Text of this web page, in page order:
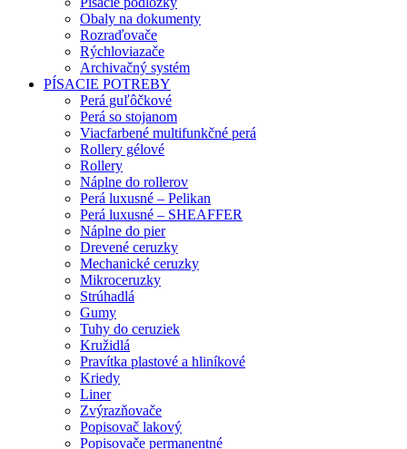
Obaly na dokumenty
Rozraďovače
Rýchloviazače
Archivačný systém
PÍSACIE POTREBY
Perá guľôčkové
Perá so stojanom
Viacfarbené multifunkčné perá
Rollery gélové
Rollery
Náplne do rollerov
Perá luxusné – Pelikan
Perá luxusné – SHEAFFER
Náplne do pier
Drevené ceruzky
Mechanické ceruzky
Mikroceruzky
Strúhadlá
Gumy
Tuhy do ceruziek
Kružidlá
Pravítka plastové a hliníkové
Kriedy
Liner
Zvýrazňovače
Popisovač lakový
Popisovače permanentné